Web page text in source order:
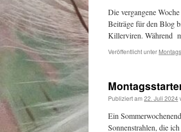
Die vergangene
Beiträge für den Blog
Killerviren. Während
Veröffentlicht unter
Publiziert am 22. Juli 2024
Ein
Sonnenstrahlen, die